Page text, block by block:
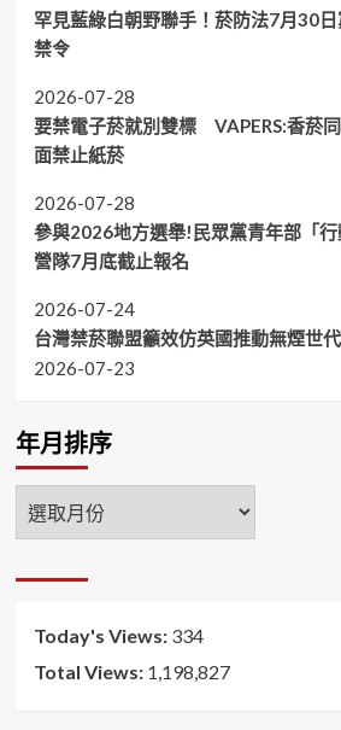
罕見藍綠白朝野聯手！菸防法7月30
禁令
2026-07-28
要禁電子菸就別雙標 VAPERS:香菸
面禁止紙菸
2026-07-28
參與2026地方選舉!民眾黨青年部「
營隊7月底截止報名
2026-07-24
台灣禁菸聯盟籲效仿英國推動無煙世
2026-07-23
年月排序
年
月
序
Today's Views: 334
Total Views: 1,198,827